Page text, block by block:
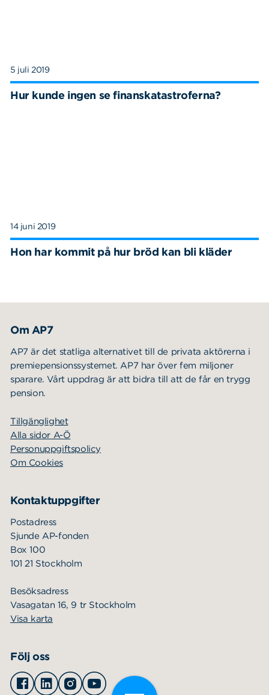
5 juli 2019
Hur kunde ingen se finanskatastroferna?
14 juni 2019
Hon har kommit på hur bröd kan bli kläder
Om AP7
AP7 är det statliga alternativet till de privata aktörerna i
premiepensionssystemet. AP7 har över fem miljoner
sparare. Vårt uppdrag är att bidra till att de får en trygg
pension.
Tillgänglighet
Alla sidor A-Ö
Personuppgiftspolicy
Om Cookies
Kontaktuppgifter
Postadress
Sjunde AP-fonden
Box 100
101 21 Stockholm
Besöksadress
Vasagatan 16, 9 tr Stockholm
Visa karta
Följ oss
Facebook
LinkedinInstagramYoutube